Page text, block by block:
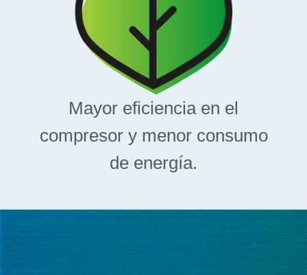
Mayor eficiencia en el
compresor y menor consumo
de energía.